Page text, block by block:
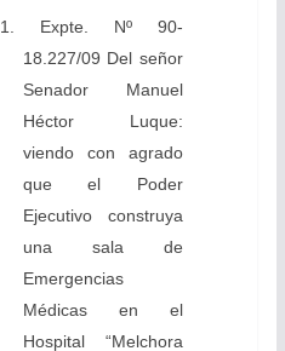
1. Expte. Nº 90-
18.227/09 Del señor
Senador Manuel
Héctor Luque:
viendo con agrado
que el Poder
Ejecutivo construya
una sala de
Emergencias
Médicas en el
Hospital “Melchora